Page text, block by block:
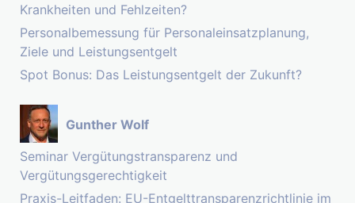
Krankheiten und Fehlzeiten?
Personalbemessung für Personaleinsatzplanung,
Ziele und Leistungsentgelt
Spot Bonus: Das Leistungsentgelt der Zukunft?
Gunther Wolf
Seminar Vergütungstransparenz und
Vergütungsgerechtigkeit
Praxis-Leitfaden: EU-Entgelttransparenzrichtlinie im